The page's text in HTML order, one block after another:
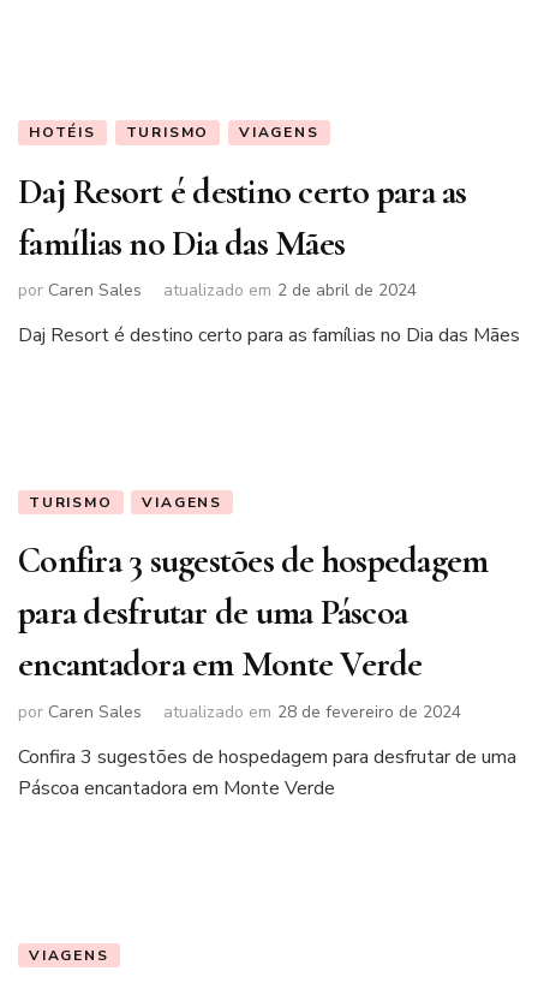
HOTÉIS TURISMO VIAGENS
Daj Resort é destino certo para as
famílias no Dia das Mães
por Caren Sales atualizado em 2 de abril de 2024
Daj Resort é destino certo para as famílias no Dia das Mães
TURISMO VIAGENS
Confira 3 sugestões de hospedagem
para desfrutar de uma Páscoa
encantadora em Monte Verde
por Caren Sales atualizado em 28 de fevereiro de 2024
Confira 3 sugestões de hospedagem para desfrutar de uma
Páscoa encantadora em Monte Verde
VIAGENS